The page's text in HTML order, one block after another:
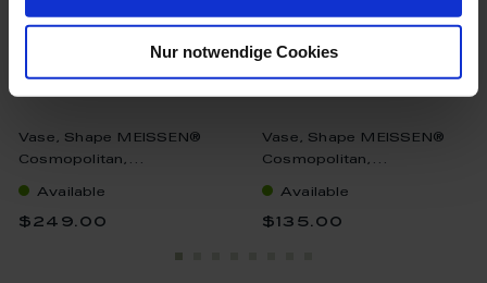
Nur notwendige Cookies
Vase, Shape MEISSEN®
Cosmopolitan,...
Available
$249.00
Vase, Shape MEISSEN®
Cosmopolitan,...
Available
$135.00